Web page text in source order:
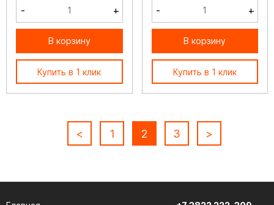
- +
В корзину
Купить в 1 клик
- +
В корзину
Купить в 1 клик
< 1 2 3 >